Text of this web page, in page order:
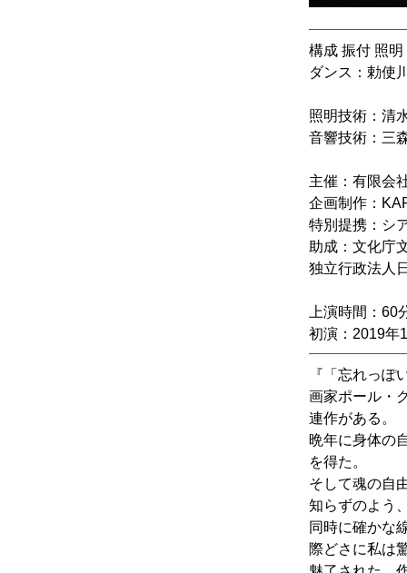
構成 振付 照
ダンス：勅使
照明技術：清
音響技術：三
主催：有限会
企画制作：
特別提携：シ
助成：文化庁
独立行政法人
上演時間：60
初演：2019
『「忘れっぽ
画家ポール・
連作がある。
晩年に身体の
を得た。
そして魂の自
知らずのよう
同時に確かな
際どさに私は